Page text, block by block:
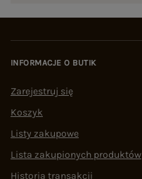
INFORMACJE O BUTIK
Zarejestruj się
Koszyk
Listy zakupowe
Lista zakupionych produktów
Historia transakcji